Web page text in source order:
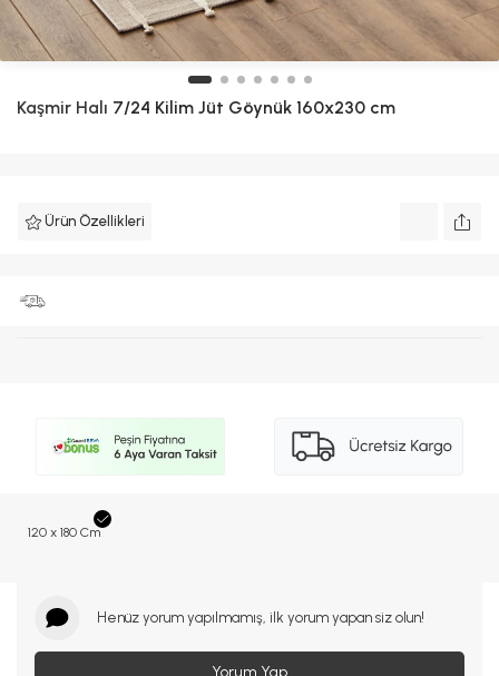
Kaşmir Halı 7/24 Kilim Jüt Göynük 160x230 cm
Ürün Özellikleri
120 x 180 Cm
Henüz yorum yapılmamış, ilk yorum yapan siz olun!
Yorum Yap